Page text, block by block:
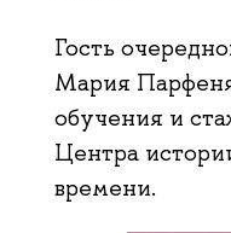
Гость
Мария
обучения и
Центра
времени.